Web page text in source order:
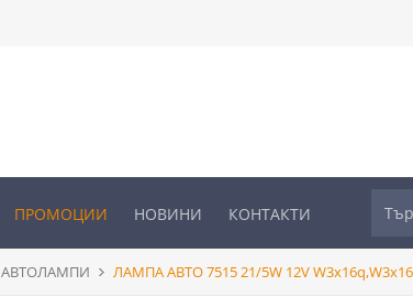
ПРОМОЦИИ НОВИНИ КОНТАКТИ
АВТОЛАМПИ ЛАМПА АВТО 7515 21/5W 12V